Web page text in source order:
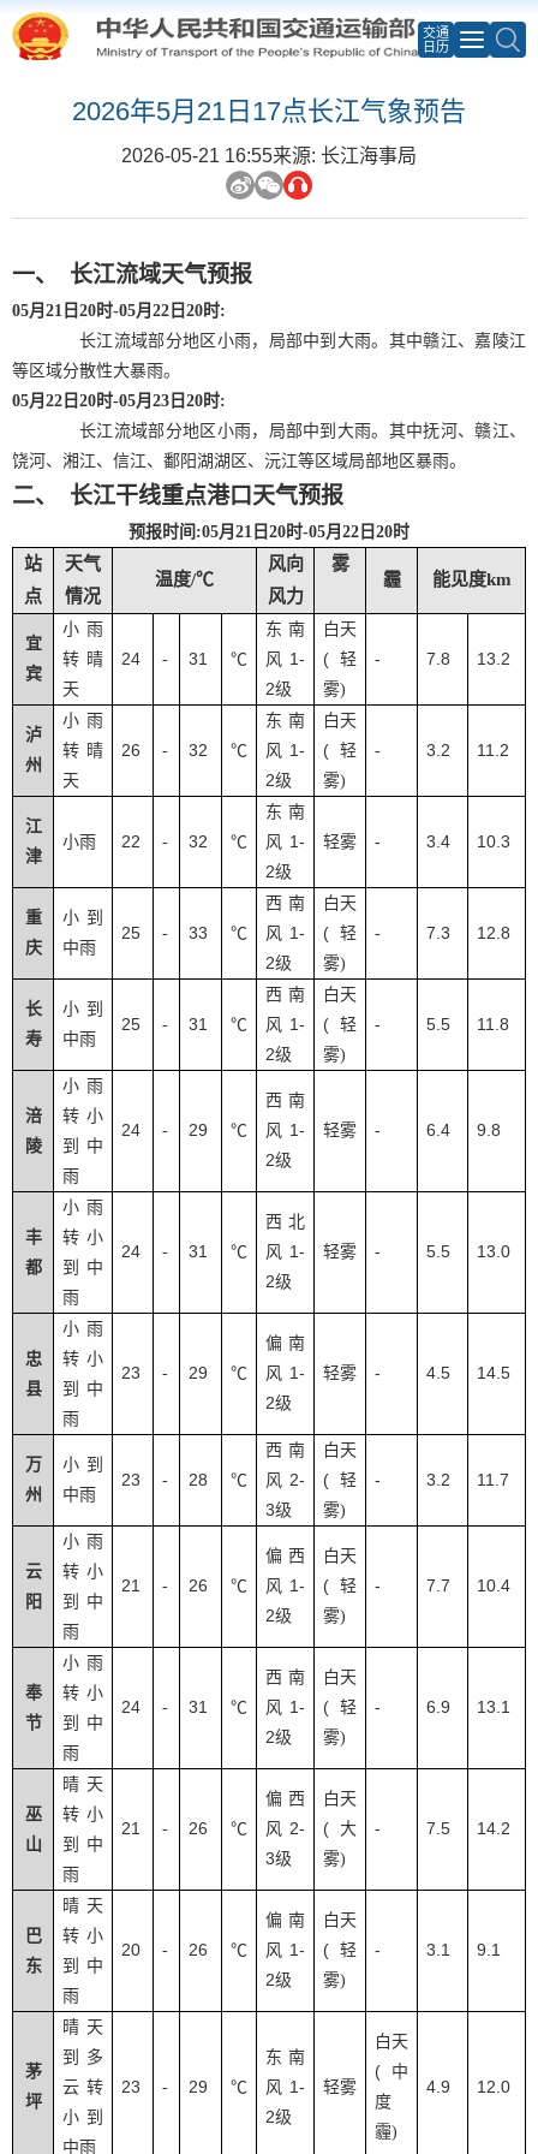
交通
日历
2026年5月21日17点长江气象预告
2026-05-21 16:55来源: 长江海事局
一、 长江流域天气预报
05月 21 日 20时-05月 22 日 20时:
长江流域部分地区小雨，局部中到大雨。其中赣江、嘉陵江
等区域分散性大暴雨。
05月 22 日 20时-05月 23 日 20时:
长江流域部分地区小雨，局部中到大雨。其中抚河、赣江、
饶河、湘江、信江、鄱阳湖湖区、沅江等区域局部地区暴雨。
二、 长江干线重点港口天气预报
预报时间 :05月21日20时-05月22日20时
站
点
天气
情况
温度/℃
风向
风力
雾
霾
能见度km
宜
宾
小雨
转晴
天
24 - 31 ℃
东南
风 1-
2级
白天
( 轻
雾)
- 7.8 13.2
泸
州
小雨
转晴
天
26 - 32 ℃
东南
风 1-
2级
白天
( 轻
雾)
- 3.2 11.2
江
津
小雨 22 - 32 ℃
东南
风 1-
2级
轻雾 - 3.4 10.3
重
庆
小到
中雨
25 - 33 ℃
西南
风 1-
2级
白天
( 轻
雾)
- 7.3 12.8
长
寿
小到
中雨
25 - 31 ℃
西南
风 1-
2级
白天
( 轻
雾)
- 5.5 11.8
涪
陵
小雨
转小
到中
雨
24 - 29 ℃
西南
风 1-
2级
轻雾 - 6.4 9.8
丰
都
小雨
转小
到中
雨
24 - 31 ℃
西北
风 1-
2级
轻雾 - 5.5 13.0
忠
县
小雨
转小
到中
雨
23 - 29 ℃
偏南
风 1-
2级
轻雾 - 4.5 14.5
万
州
小到
中雨
23 - 28 ℃
西南
风 2-
3级
白天
( 轻
雾)
- 3.2 11.7
云
阳
小雨
转小
到中
雨
21 - 26 ℃
偏西
风 1-
2级
白天
( 轻
雾)
- 7.7 10.4
奉
节
小雨
转小
到中
雨
24 - 31 ℃
西南
风 1-
2级
白天
( 轻
雾)
- 6.9 13.1
巫
山
晴天
转小
到中
雨
21 - 26 ℃
偏西
风 2-
3级
白天
( 大
雾)
- 7.5 14.2
巴
东
晴天
转小
到中
雨
20 - 26 ℃
偏南
风 1-
2级
白天
( 轻
雾)
- 3.1 9.1
茅
坪
晴天
到多
云转
小到
中雨
23 - 29 ℃
东南
风 1-
2级
轻雾
白天
( 中
度
霾)
4.9 12.0